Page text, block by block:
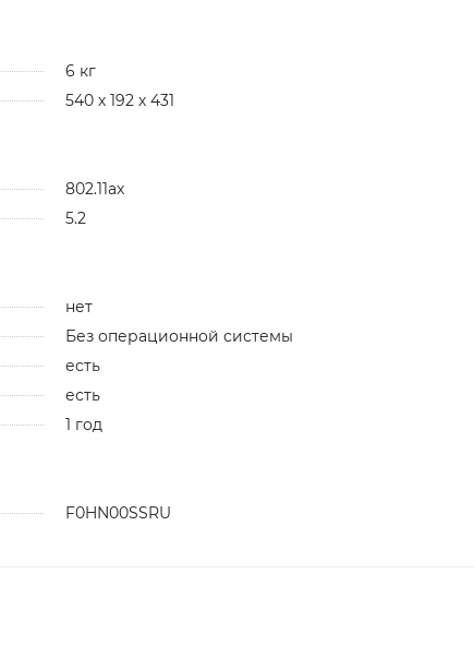
6 кг
540 х 192 х 431
802.11ax
5.2
нет
Без операционной системы
есть
есть
1 год
F0HN00SSRU